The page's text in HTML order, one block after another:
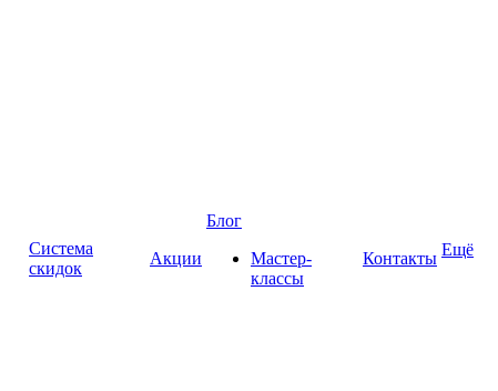
Система
скидок
Акции
Блог
Мастер-
классы
Контакты Ещё